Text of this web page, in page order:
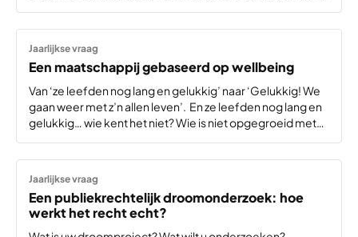
Jaarlijkse vraag
Een maatschappij gebaseerd op wellbeing
Van ‘ze leefden nog lang en gelukkig’ naar ‘Gelukkig! We
gaan weer met z’n allen leven’. En ze leefden nog lang en
gelukkig… wie kent het niet? Wie is niet opgegroeid met
Jaarlijkse vraag
Een publiekrechtelijk droomonderzoek: hoe
werkt het recht echt?